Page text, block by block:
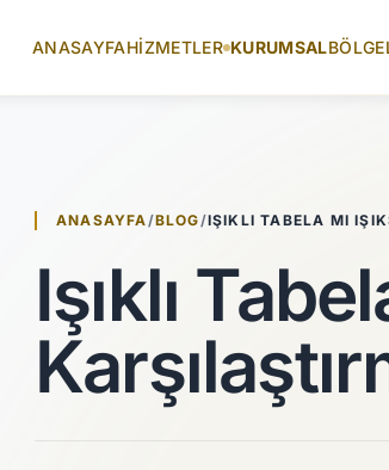
ANASAYFAHIZMETLER KURUMSAL
ANASAYFA/BLOG/IŞIKLI TABELA MI
Işıklı